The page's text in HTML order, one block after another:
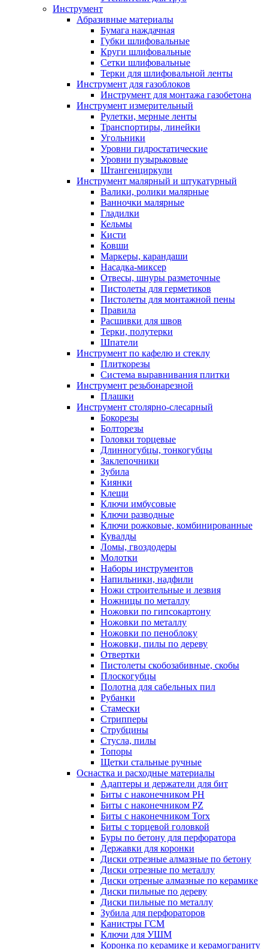
Инструмент
Абразивные материалы
Бумага наждачная
Губки шлифовальные
Круги шлифовальные
Сетки шлифовальные
Терки для шлифовальной ленты
Инструмент для газоблоков
Инструмент для монтажа газобетона
Инструмент измерительный
Рулетки, мерные ленты
Транспортиры, линейки
Угольники
Уровни гидростатические
Уровни пузырьковые
Штангенциркули
Инструмент малярный и штукатурный
Валики, ролики малярные
Ванночки малярные
Гладилки
Кельмы
Кисти
Ковши
Маркеры, карандаши
Насадка-миксер
Отвесы, шнуры разметочные
Пистолеты для герметиков
Пистолеты для монтажной пены
Правила
Расшивки для швов
Терки, полутерки
Шпатели
Инструмент по кафелю и стеклу
Плиткорезы
Система выравнивания плитки
Инструмент резьбонарезной
Плашки
Инструмент столярно-слесарный
Бокорезы
Болторезы
Головки торцевые
Длинногубцы, тонкогубцы
Заклепочники
Зубила
Киянки
Клещи
Ключи имбусовые
Ключи разводные
Ключи рожковые, комбинированные
Кувалды
Ломы, гвоздодеры
Молотки
Наборы инструментов
Напильники, надфили
Ножи строительные и лезвия
Ножницы по металлу
Ножовки по гипсокартону
Ножовки по металлу
Ножовки по пеноблоку
Ножовки, пилы по дереву
Отвертки
Пистолеты скобозабивные, скобы
Плоскогубцы
Полотна для сабельных пил
Рубанки
Стамески
Стрипперы
Струбцины
Стусла, пилы
Топоры
Щетки стальные ручные
Оснастка и расходные материалы
Адаптеры и держатели для бит
Биты с наконечником PH
Биты с наконечником PZ
Биты с наконечником Torx
Биты с торцевой головкой
Буры по бетону для перфоратора
Державки для коронки
Диски отрезные алмазные по бетону
Диски отрезные по металлу
Диски отреные алмазные по керамике
Диски пильные по дереву
Диски пильные по металлу
Зубила для перфораторов
Канистры ГСМ
Ключи для УШМ
Коронка по керамике и керамограниту